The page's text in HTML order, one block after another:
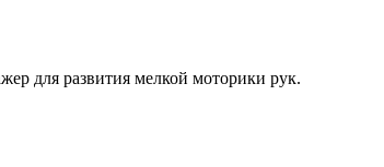
для развития мелкой моторики рук.